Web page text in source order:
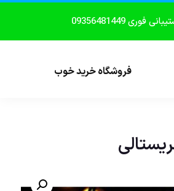
فوری 09356481449
فروشگاه خرید خوب